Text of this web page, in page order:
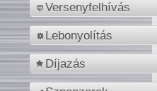
Versenyfelhívás
Lebonyolítás
Díjazás